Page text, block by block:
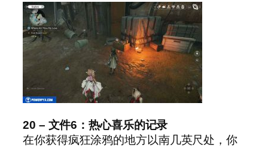
20 – 文件6：热心喜乐的记录
在你获得疯狂涂鸦的地方以南几英尺处，你